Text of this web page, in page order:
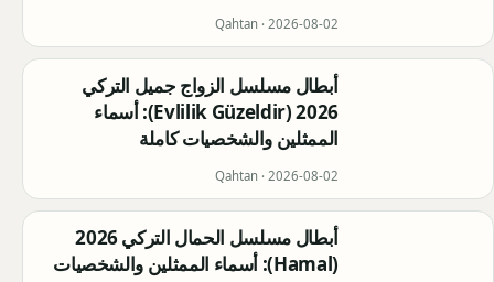
Qahtan · 2026-08-02
أبطال مسلسل الزواج جميل التركي
2026 (Evlilik Güzeldir): أسماء
الممثلين والشخصيات كاملة
Qahtan · 2026-08-02
أبطال مسلسل الحمال التركي 2026
(Hamal): أسماء الممثلين والشخصيات